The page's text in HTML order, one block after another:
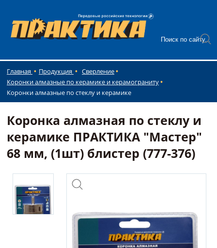
Главная Продукция
Сверление
Коронки алмазные по керамике и керамограниту
Коронки алмазные по стеклу и керамике
Коронка алмазная по стеклу и
керамике ПРАКТИКА "Мастер"
68 мм, (1шт) блистер (777-376)